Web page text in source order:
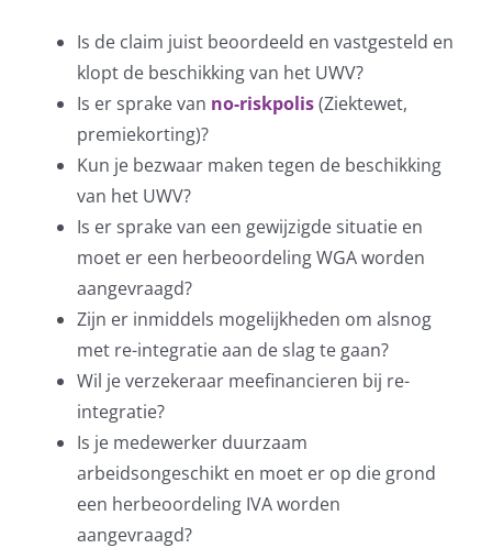
Is de claim juist beoordeeld en vastgesteld en
klopt de beschikking van het UWV?
Is er sprake van no-riskpolis(Ziektewet,
premiekorting)?
Kun je bezwaar maken tegen de beschikking
van het UWV?
Is er sprake van een gewijzigde situatie en
moet er een herbeoordeling WGA worden
aangevraagd?
Zijn er inmiddels mogelijkheden om alsnog
met re-integratie aan de slag te gaan?
Wil je verzekeraar meefinancieren bij re-
integratie?
Is je medewerker duurzaam
arbeidsongeschikt en moet er op die grond
een herbeoordeling IVA worden
aangevraagd?